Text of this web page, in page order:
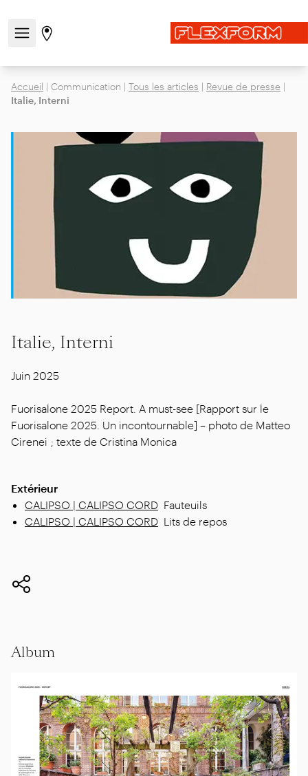
Ouvrir/fermer le menu de navigation
Aller à la page des magasins
Accueil | Communication | Tous les articles | Revue de presse |
Italie, Interni
Italie, Interni
Juin 2025
Fuorisalone 2025 Report. A must-see [Rapport sur le
Fuorisalone 2025. Un incontournable] – photo de Matteo
Cirenei ; texte de Cristina Monica
Extérieur
CALIPSO | CALIPSO CORD Fauteuils
CALIPSO | CALIPSO CORD Lits de repos
Album